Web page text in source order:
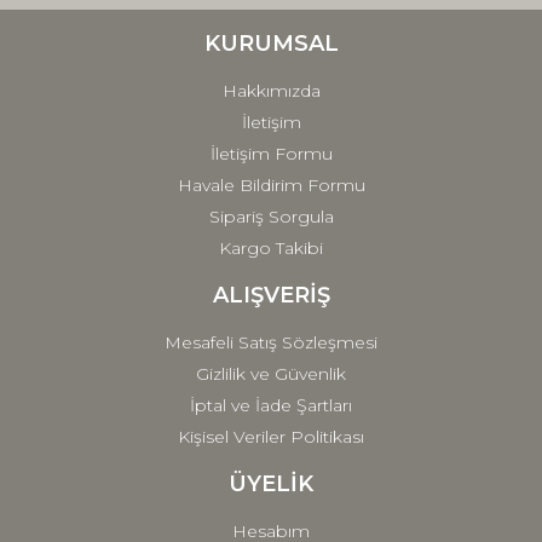
Ürün fiyatı diğer sitelerden daha pahalı.
Gönder
KURUMSAL
Hakkımızda
İletişim
İletişim Formu
Havale Bildirim Formu
Sipariş Sorgula
Kargo Takibi
ALIŞVERİŞ
Mesafeli Satış Sözleşmesi
Gizlilik ve Güvenlik
İptal ve İade Şartları
Kişisel Veriler Politikası
ÜYELİK
Hesabım